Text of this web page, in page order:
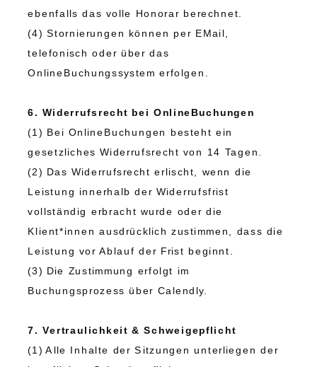
ebenfalls das volle Honorar berechnet.
(4) Stornierungen können per EMail,
telefonisch oder über das
OnlineBuchungssystem erfolgen.
6. Widerrufsrecht bei OnlineBuchungen
(1) Bei OnlineBuchungen besteht ein
gesetzliches Widerrufsrecht von 14 Tagen.
(2) Das Widerrufsrecht erlischt, wenn die
Leistung innerhalb der Widerrufsfrist
vollständig erbracht wurde oder die
Klient*innen ausdrücklich zustimmen, dass die
Leistung vor Ablauf der Frist beginnt.
(3) Die Zustimmung erfolgt im
Buchungsprozess über Calendly.
7. Vertraulichkeit & Schweigepflicht
(1) Alle Inhalte der Sitzungen unterliegen der